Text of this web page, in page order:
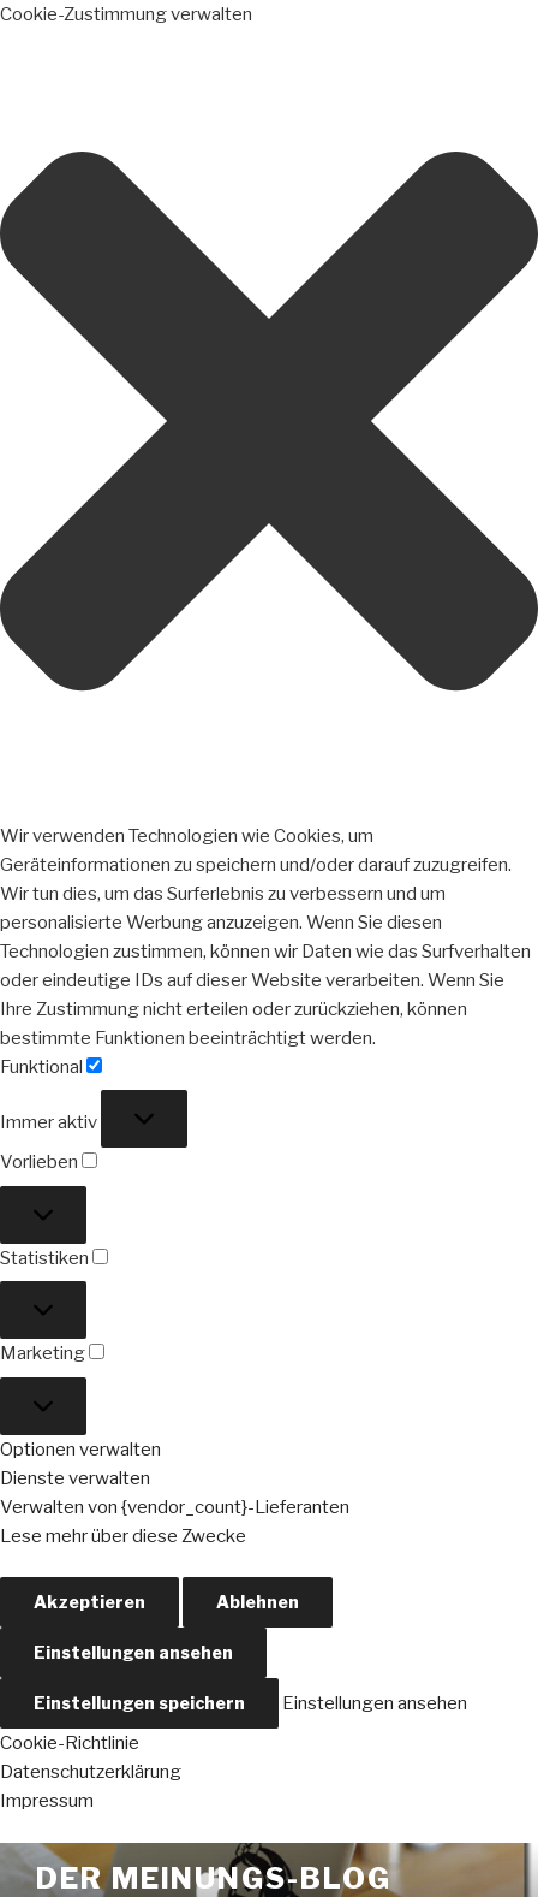
Cookie-Zustimmung verwalten
Wir verwenden Technologien wie Cookies, um
Geräteinformationen zu speichern und/oder darauf zuzugreifen.
Wir tun dies, um das Surferlebnis zu verbessern und um
personalisierte Werbung anzuzeigen. Wenn Sie diesen
Technologien zustimmen, können wir Daten wie das Surfverhalten
oder eindeutige IDs auf dieser Website verarbeiten. Wenn Sie
Ihre Zustimmung nicht erteilen oder zurückziehen, können
bestimmte Funktionen beeinträchtigt werden.
Funktional
Immer aktiv
Vorlieben
Statistiken
Marketing
Optionen verwalten
Dienste verwalten
Verwalten von {vendor_count}-Lieferanten
Lese mehr über diese Zwecke
Akzeptieren Ablehnen
Einstellungen ansehen
Einstellungen speichern
Einstellungen ansehen
Cookie-Richtlinie
Datenschutzerklärung
Impressum
Zum
InhaltDER MEINUNGS-BLOG